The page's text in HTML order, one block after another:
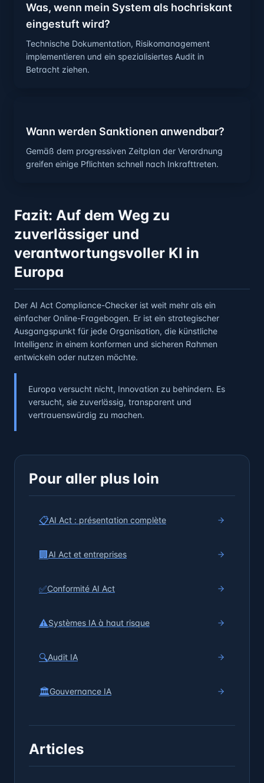
Was, wenn mein System als hochriskant
eingestuft wird?
Technische Dokumentation, Risikomanagement
implementieren und ein spezialisiertes Audit in
Betracht ziehen.
Wann werden Sanktionen anwendbar?
Gemäß dem progressiven Zeitplan der Verordnung
greifen einige Pflichten schnell nach Inkrafttreten.
Fazit: Auf dem Weg zu
zuverlässiger und
verantwortungsvoller KI in
Europa
Der AI Act Compliance-Checker ist weit mehr als ein
einfacher Online-Fragebogen. Er ist ein strategischer
Ausgangspunkt für jede Organisation, die künstliche
Intelligenz in einem konformen und sicheren Rahmen
entwickeln oder nutzen möchte.
Europa versucht nicht, Innovation zu behindern. Es
versucht, sie zuverlässig, transparent und
vertrauenswürdig zu machen.
Pour aller plus loin
📋AI Act : présentation complète
🏢AI Act et entreprises
✅Conformité AI Act
⚠️Systèmes IA à haut risque
🔍Audit IA
🏛️Gouvernance IA
Articles